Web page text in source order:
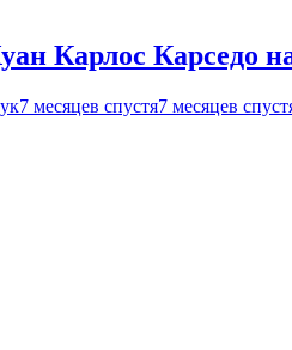
Карлос Карседо
7 месяцев спустя7 месяцев